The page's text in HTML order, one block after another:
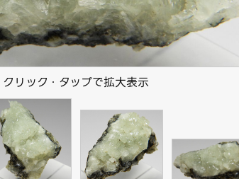
クリック・タップで拡大表示